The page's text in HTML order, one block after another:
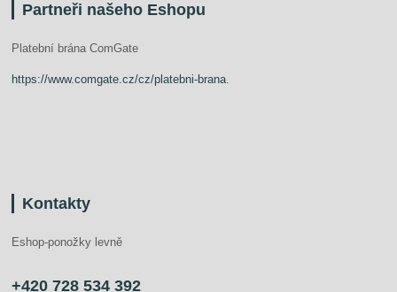
Partneři našeho Eshopu
Platební brána ComGate
https://www.comgate.cz/cz/platebni-brana.
Kontakty
Eshop-ponožky levně
+420 728 534 392